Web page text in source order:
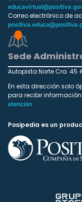
Correo electrónico de
Sede
Autopista Norte Cra. 45
En esta dirección solo
para recibir
atención
Posipedia es un